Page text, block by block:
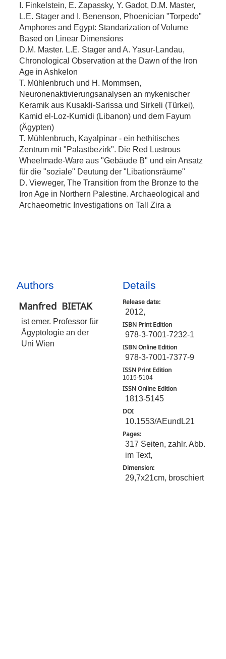
I. Finkelstein, E. Zapassky, Y. Gadot, D.M. Master,
L.E. Stager and I. Benenson, Phoenician "Torpedo"
Amphores and Egypt: Standarization of Volume
Based on Linear Dimensions
D.M. Master. L.E. Stager and A. Yasur-Landau,
Chronological Observation at the Dawn of the Iron
Age in Ashkelon
T. Mühlenbruch und H. Mommsen,
Neuronenaktivierungsanalysen an mykenischer
Keramik aus Kusakli-Sarissa und Sirkeli (Türkei),
Kamid el-Loz-Kumidi (Libanon) und dem Fayum
(Ägypten)
T. Mühlenbruch, Kayalpinar - ein hethitisches
Zentrum mit "Palastbezirk". Die Red Lustrous
Wheelmade-Ware aus "Gebäude B" und ein Ansatz
für die "soziale" Deutung der "Libationsräume"
D. Vieweger, The Transition from the Bronze to the
Iron Age in Northern Palestine. Archaeological and
Archaeometric Investigations on Tall Zira a
Authors
Manfred BIETAK
ist emer. Professor für
Ägyptologie an der
Uni Wien
Details
Release date:
2012,
ISBN Print Edition
978-3-7001-7232-1
ISBN Online Edition
978-3-7001-7377-9
ISSN Print Edition
1015-5104
ISSN Online Edition
1813-5145
DOI
10.1553/AEundL21
Pages:
317 Seiten, zahlr. Abb.
im Text,
Dimension:
29,7x21cm, broschiert